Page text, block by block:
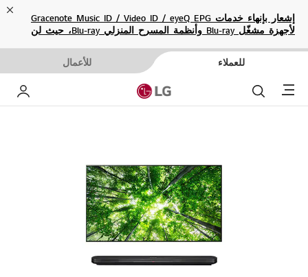
إشعار بإنهاء خدمات Gracenote Music ID / Video ID / eyeQ EPG
لأجهزة مشغّل Blu-ray وأنظمة المسرح المنزلي Blu-ray، حيث لن
للعملاء للأعمال
Menu بحث